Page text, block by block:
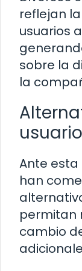
reflejan
usuarios
sobre la
la
Ante esta
han
permitan
cambio